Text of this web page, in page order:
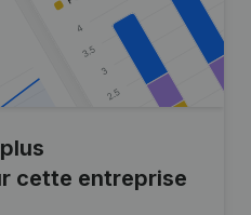
cette entreprise